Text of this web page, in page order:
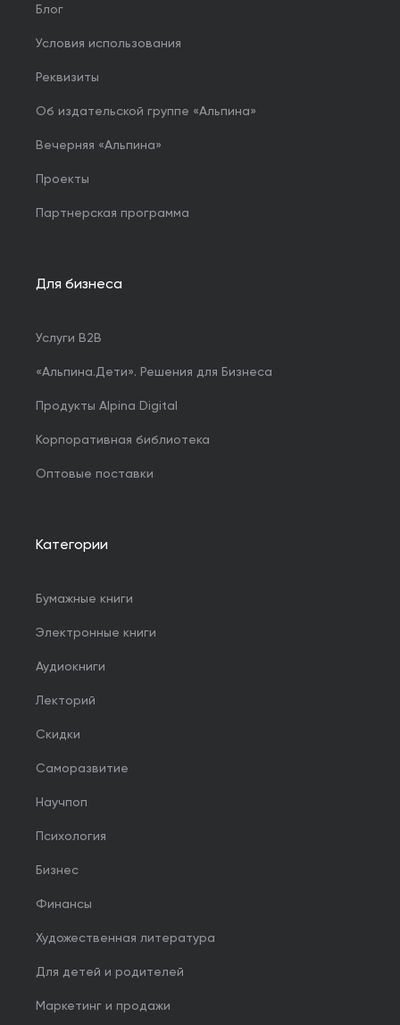
Блог
Условия использования
Реквизиты
Об издательской группе «Альпина»
Вечерняя «Альпина»
Проекты
Партнерская программа
Для бизнеса
Услуги B2B
«Альпина.Дети». Решения для Бизнеса
Продукты Alpina Digital
Корпоративная библиотека
Оптовые поставки
Категории
Бумажные книги
Электронные книги
Аудиокниги
Лекторий
Скидки
Саморазвитие
Научпоп
Психология
Бизнес
Финансы
Художественная литература
Для детей и родителей
Маркетинг и продажи